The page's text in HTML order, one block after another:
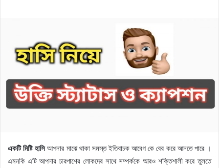
একটি মিষ্টি হাসিআপনার মাঝে থাকা সমস্ত ইতিবাচক আবেগ কে বের করে আনতে পারে ।
এমনকি এটি আপনার চারপাশের লোকদের সাথে সম্পর্ককে আরও শক্তিশালী করে তুলতে